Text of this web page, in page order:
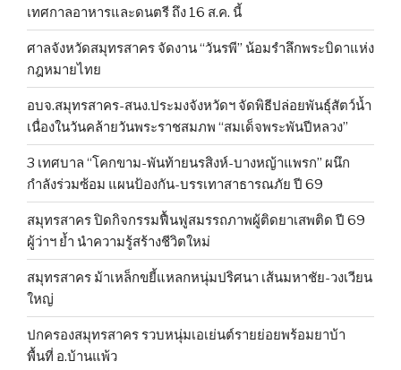
เทศกาลอาหารและดนตรี ถึง 16 ส.ค. นี้
ศาลจังหวัดสมุทรสาคร จัดงาน “วันรพี” น้อมรำลึกพระบิดาแห่ง
กฎหมายไทย
อบจ.สมุทรสาคร-สนง.ประมงจังหวัดฯ จัดพิธีปล่อยพันธุ์สัตว์น้ำ
เนื่องในวันคล้ายวันพระราชสมภพ “สมเด็จพระพันปีหลวง”
3 เทศบาล “โคกขาม-พันท้ายนรสิงห์-บางหญ้าแพรก” ผนึก
กำลังร่วมซ้อม แผนป้องกัน-บรรเทาสาธารณภัย ปี 69
สมุทรสาคร ปิดกิจกรรมฟื้นฟูสมรรถภาพผู้ติดยาเสพติด ปี 69
ผู้ว่าฯ ย้ำ นำความรู้สร้างชีวิตใหม่
สมุทรสาคร ม้าเหล็กขยี้แหลกหนุ่มปริศนา เส้นมหาชัย-วงเวียน
ใหญ่
ปกครองสมุทรสาคร รวบหนุ่มเอเย่นต์รายย่อยพร้อมยาบ้า
พื้นที่ อ.บ้านแพ้ว